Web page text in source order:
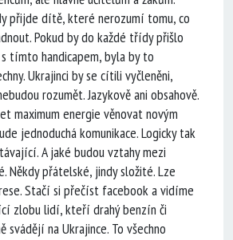
přijde dítě, které nerozumí tomu, co
Pokud by do každé třídy přišlo
tímto handicapem, byla by to
Ukrajinci by se cítili vyčleněni,
rozumět. Jazykově ani obsahově.
maximum energie věnovat novým
jednoduchá komunikace. Logicky tak
A jaké budou vztahy mezi
Někdy přátelské, jindy složité. Lze
Stačí si přečíst facebook a vidíme
zlobu lidí, kteří drahý benzín či
svádějí na Ukrajince. To všechno